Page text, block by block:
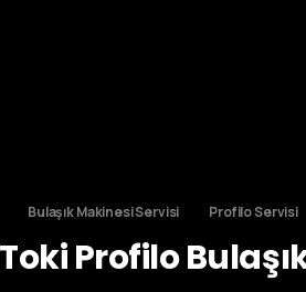
Bulaşık Makinesi Servisi Profilo Servisi
Profilo